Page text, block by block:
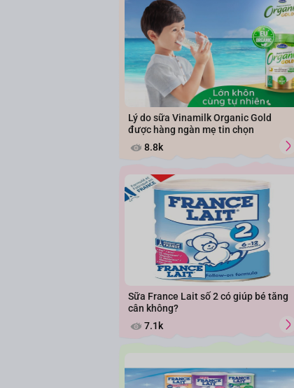
Lý do sữa Vinamilk Organic Gold
được hàng ngàn mẹ tin chọn
8.8k
Sữa France Lait số 2 có giúp bé tăng
cân không?
7.1k